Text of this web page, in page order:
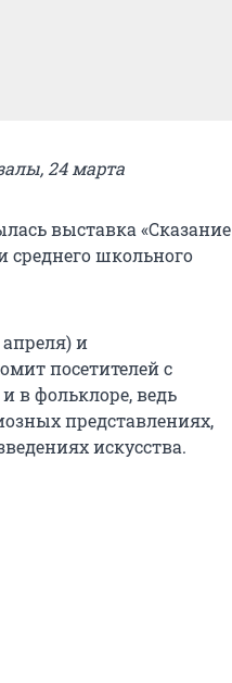
24 марта
выставка «Сказание
среднего школьного
и
посетителей с
в фольклоре, ведь
представлениях,
искусства.